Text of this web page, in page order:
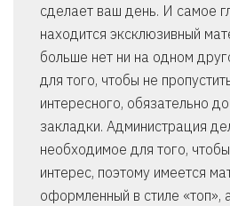
сделает ваш день. И самое
находится эксклюзивный
больше нет ни на одном
для того, чтобы не
интересного, обязательно
закладки. Администрация
необходимое для того,
интерес, поэтому имеется
оформленный в стиле